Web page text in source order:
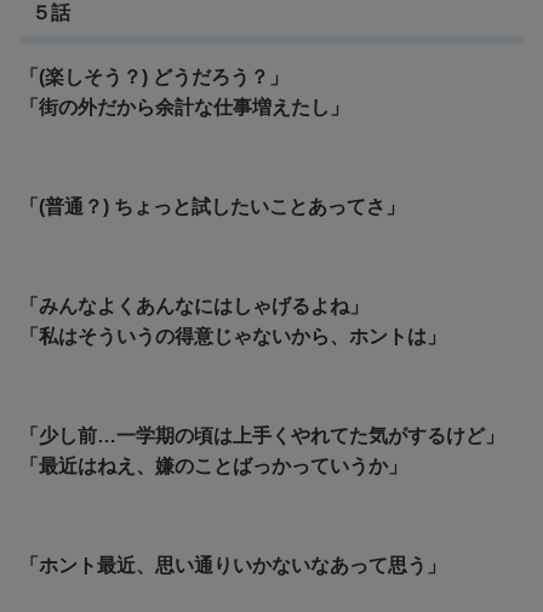
５話
「(楽しそう？) どうだろう？」
「街の外だから余計な仕事増えたし」
「(普通？) ちょっと試したいことあってさ」
「みんなよくあんなにはしゃげるよね」
「私はそういうの得意じゃないから、ホントは」
「少し前…一学期の頃は上手くやれてた気がするけど」
「最近はねえ、嫌のことばっかっていうか」
「ホント最近、思い通りいかないなあって思う」